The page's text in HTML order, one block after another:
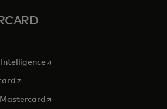
a new tab
opens in a new tab
opens in a new tab
Mastercardopens in a new tab